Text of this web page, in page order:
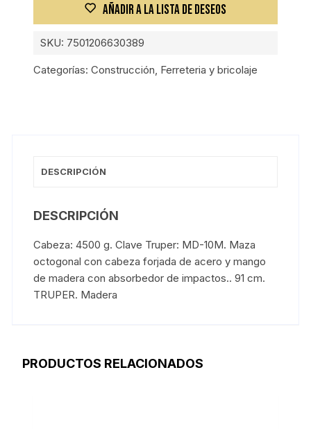
AÑADIR A LA LISTA DE DESEOS
SKU: 7501206630389
Categorías:Construcción, Ferreteria y bricolaje
DESCRIPCIÓN
DESCRIPCIÓN
Cabeza: 4500 g. Clave Truper: MD-10M. Maza
octogonal con cabeza forjada de acero y mango
de madera con absorbedor de impactos.. 91 cm.
TRUPER. Madera
PRODUCTOS RELACIONADOS